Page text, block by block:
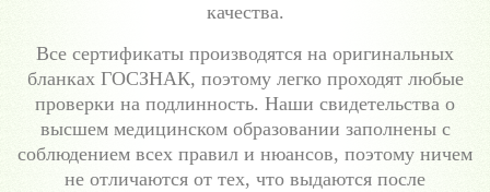
качества.
Все сертификаты производятся на оригинальных
бланках ГОСЗНАК, поэтому легко проходят любые
проверки на подлинность. Наши свидетельства о
высшем медицинском образовании заполнены с
соблюдением всех правил и нюансов, поэтому ничем
не отличаются от тех, что выдаются после